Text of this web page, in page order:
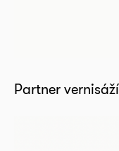
Partner vernisáží